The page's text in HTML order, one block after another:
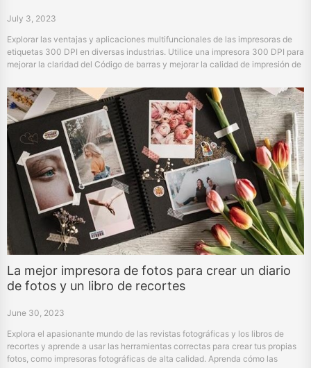
July 3, 2023
Explorar las ventajas y aplicaciones multifuncionales de las impresoras de
etiquetas 300 DPI en diversas industrias. Utilice una impresora 300 DPI para
mejorar la claridad del Código de barras y mejorar la calidad de impresión de
La mejor impresora de fotos para crear un diario
de fotos y un libro de recortes
June 30, 2023
Explora el apasionante mundo de las revistas fotográficas y los libros de
recortes y aprende a usar las herramientas correctas para crear tus propias
fotos, como impresoras fotográficas de alta calidad. Aprenda cómo las